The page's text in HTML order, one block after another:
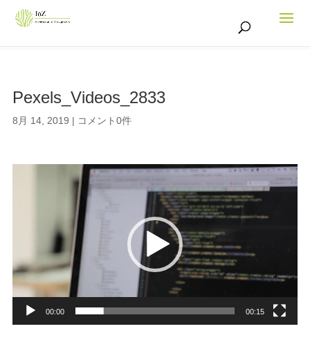
Pexels_Videos_2833
8月 14, 2019 | コメント0件
ー
00:00 00:15